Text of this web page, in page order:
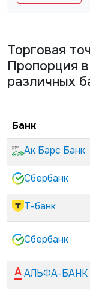
Торговая
Пропорция
различных
Банк
Ак Барс Банк
Сбербанк
Т-банк
Сбербанк
АЛЬФА-БАНК